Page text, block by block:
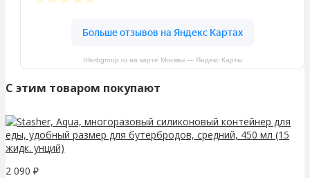
IHerbgroup.ru на карте Москвы — Яндекс Карты
C этим товаром покупают
2 090 ₽